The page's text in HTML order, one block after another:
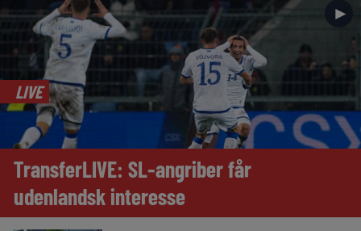
►
LIVE
TransferLIVE: SL-angriber får
udenlandsk interesse